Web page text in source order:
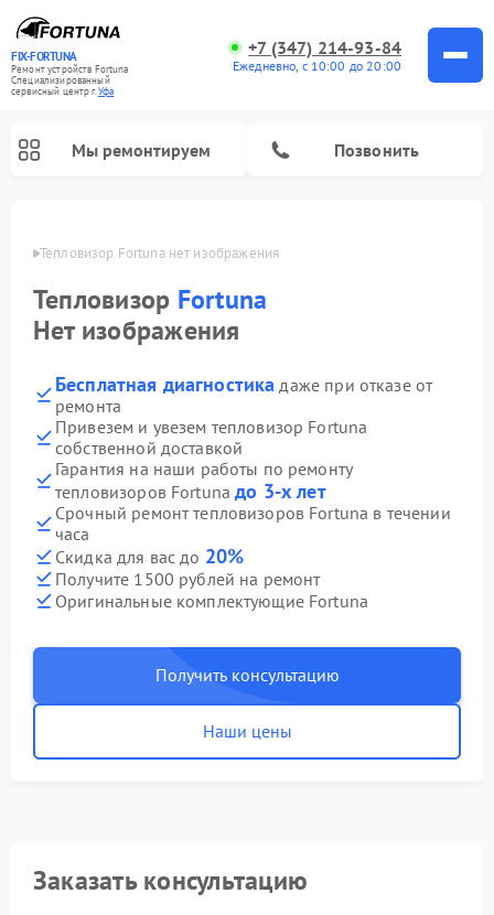
FIX-FORTUNA
Ремонт устройств Fortuna
Специализированный
cервисный центр г.Уфа
+7 (347) 214-93-84
Ежедневно, с 10:00 до 20:00
Мы ремонтируем Позвонить
Уфе Тепловизор Fortuna нет изображения
Тепловизор Fortuna
Нет изображения
Бесплатная диагностика даже при отказе от
ремонта
Привезем и увезем тепловизор Fortuna
собственной доставкой
Гарантия на наши работы по ремонту
тепловизоров Fortunaдо 3-х лет
Срочный ремонт тепловизоров Fortuna в течении
часа
Скидка для вас до 20%
Получите 1500 рублей на ремонт
Оригинальные комплектующие Fortuna
Получить консультацию
Наши цены
Заказать консультацию